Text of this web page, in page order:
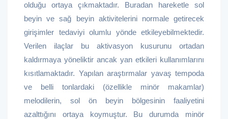
olduğu ortaya çıkmaktadır. Buradan hareketle sol
beyin ve sağ beyin aktivitelerini normale getirecek
girişimler tedaviyi olumlu yönde etkileyebilmektedir.
Verilen ilaçlar bu aktivasyon kusurunu ortadan
kaldırmaya yöneliktir ancak yan etkileri kullanımlarını
kısıtlamaktadır. Yapılan araştırmalar yavaş tempoda
ve belli tonlardaki (özellikle minör makamlar)
melodilerin, sol ön beyin bölgesinin faaliyetini
azalttığını ortaya koymuştur. Bu durumda minör